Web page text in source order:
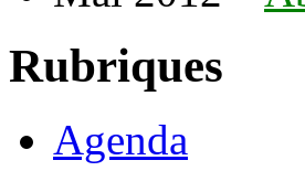
Rubriques
Agenda